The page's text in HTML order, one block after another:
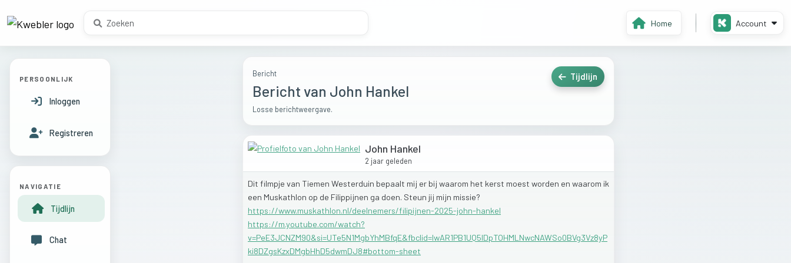
Home Account
Bericht
Bericht van John Hankel
Losse berichtweergave.
Tijdlijn
John Hankel
2 jaar geleden
Dit filmpje van Tiemen Westerduin bepaalt mij er bij waarom het kerst moest worden en waarom ik
een Muskathlon op de Filippijnen ga doen. Steun jij mijn missie?
https://www.muskathlon.nl/deelnemers/filipijnen-2025-john-hankel
https://m.youtube.com/watch?
v=PeE3JCNZM90&si=UTe5N1MgbYhMBfqE&fbclid=IwAR1PB1UQ5IDpTOHMLNwcNAWSo0BVg3Vz8yP
ki8DZgsKzxDMgbHhD5dwmDJ8#bottom-sheet
PERSOONLIJK
Inloggen
Registreren
NAVIGATIE
Tijdlijn
Chat